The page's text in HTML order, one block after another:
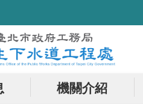
機關介紹